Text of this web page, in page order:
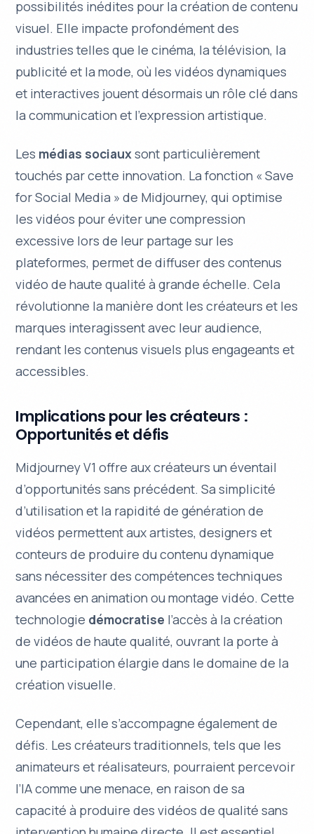
possibilités inédites pour la création de contenu
visuel. Elle impacte profondément des
industries telles que le cinéma, la télévision, la
publicité et la mode, où les vidéos dynamiques
et interactives jouent désormais un rôle clé dans
la communication et l’expression artistique.
Les médias sociauxsont particulièrement
touchés par cette innovation. La fonction « Save
for Social Media » de Midjourney, qui optimise
les vidéos pour éviter une compression
excessive lors de leur partage sur les
plateformes, permet de diffuser des contenus
vidéo de haute qualité à grande échelle. Cela
révolutionne la manière dont les créateurs et les
marques interagissent avec leur audience,
rendant les contenus visuels plusengageants et
accessibles.
Implications pour les créateurs :
Opportunités et défis
Midjourney V1 offre aux créateurs un éventail
d’opportunités sans précédent. Sa simplicité
d’utilisation et la rapidité de génération de
vidéos permettent aux artistes, designers et
conteurs de produire du contenu dynamique
sans nécessiter des compétences techniques
avancées en animation ou montage vidéo. Cette
technologie démocratise l’accès à la création
de vidéos de haute qualité, ouvrant la porte à
une participation élargie dans le domaine de la
création visuelle.
Cependant, elle s’accompagne également de
défis. Les créateurs traditionnels, tels que les
animateurs et réalisateurs, pourraient percevoir
l’IA comme une menace, en raison de sa
capacité à produire des vidéos de qualité sans